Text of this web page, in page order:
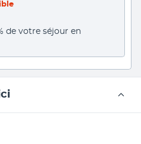
de votre séjour en